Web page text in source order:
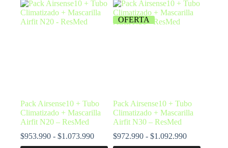
Pack Airsense10 + Tubo
Climatizado + Mascarilla
Airfit N20 – ResMed
$953.990 - $1.073.990
OFERTA
Pack Airsense10 + Tubo
Climatizado + Mascarilla
Airfit N30 – ResMed
$972.990 - $1.092.990